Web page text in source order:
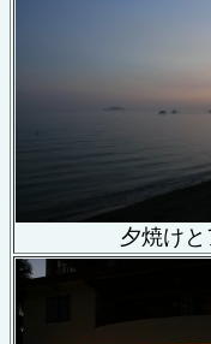
夕焼けと